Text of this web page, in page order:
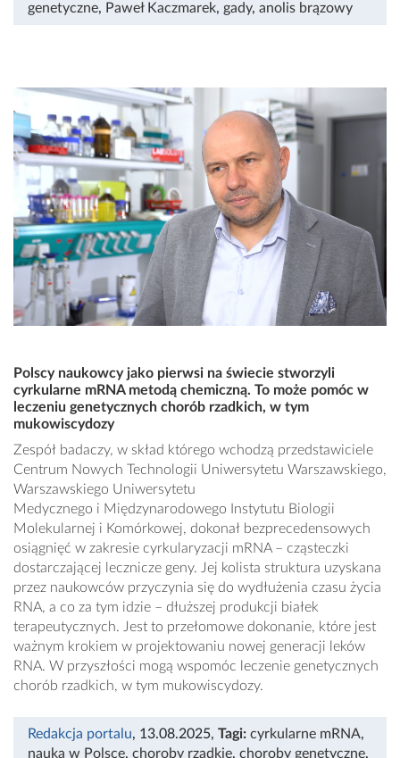
genetyczne, Paweł Kaczmarek, gady, anolis brązowy
Polscy naukowcy jako pierwsi na świecie stworzyli
cyrkularne mRNA metodą chemiczną. To może pomóc w
leczeniu genetycznych chorób rzadkich, w tym
mukowiscydozy
Zespół badaczy, w skład którego wchodzą przedstawiciele
Centrum Nowych Technologii Uniwersytetu Warszawskiego,
Warszawskiego Uniwersytetu
Medycznego i Międzynarodowego Instytutu Biologii
Molekularnej i Komórkowej, dokonał bezprecedensowych
osiągnięć w zakresie cyrkularyzacji mRNA – cząsteczki
dostarczającej lecznicze geny. Jej kolista struktura uzyskana
przez naukowców przyczynia się do wydłużenia czasu życia
RNA, a co za tym idzie – dłuższej produkcji białek
terapeutycznych. Jest to przełomowe dokonanie, które jest
ważnym krokiem w projektowaniu nowej generacji leków
RNA. W przyszłości mogą wspomóc leczenie genetycznych
chorób rzadkich, w tym mukowiscydozy.
Redakcja portalu, 13.08.2025, Tagi: cyrkularne mRNA,
nauka w Polsce, choroby rzadkie, choroby genetyczne,